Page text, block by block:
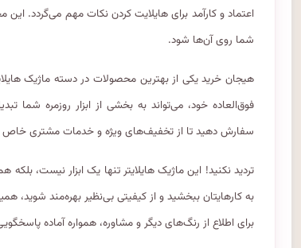
اعتماد و کارآمد برای هایلایت کردن نکات مهم می‌گردد.
شما روی آن‌ها شود.
فوق‌العاده خود، می‌تواند به بخشی از ابزار روزمره شما
سفارش دهید تا از تخفیف‌های ویژه و خدمات مشتری خاص
تردید نکنید! این ماژیک هایلایتر تنها یک ابزار نیست،
به کارهایتان ببخشید و از کیفیتی بی‌نظیر بهره‌مند شوید،
برای اطلاع از رنگ‌های دیگر و مشاوره، همواره آماده